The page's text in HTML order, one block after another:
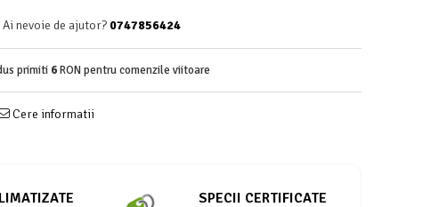
Ai nevoie de ajutor? 0747856424
primiti 6RON pentru comenzile viitoare
Cere informatii
SPECII CERTIFICATE